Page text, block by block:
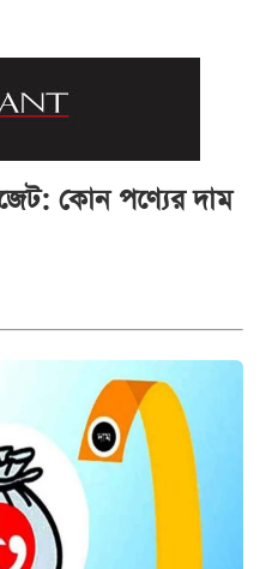
কোন পণ্যের দাম